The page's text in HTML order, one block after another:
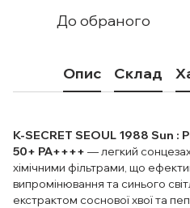
До обраного
Опис Склад
K-SECRET SEOUL 1988 Sun :
50+ PA++++ — легкий
хімічними фільтрами, що
випромінювання та синього
екстрактом соснової хвої та